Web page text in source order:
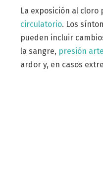
La exposición al cloro
circulatorio. Los
pueden incluir
la sangre, presión
ardor y, en casos